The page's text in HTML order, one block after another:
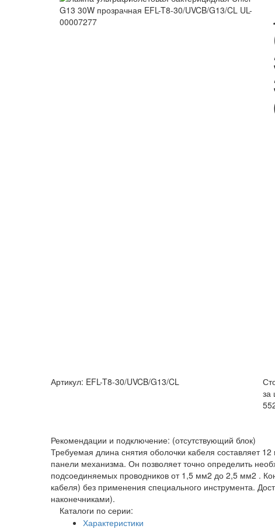
Артикул: EFL-T8-30/UVCB/G13/CL
за
Рекомендации и подключение: (отсутствующий блок)
Требуемая длина снятия оболочки кабеля составляет
панели механизма. Он позволяет точно определить
подсоединяемых проводников от 1,5 мм2 до 2,5 мм2 .
кабеля) без применения специального инструмента.
наконечниками).
Каталоги по серии:
Характеристики